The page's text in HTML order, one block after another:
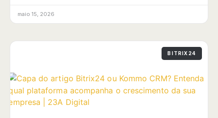
maio 15, 2026
BITRIX24